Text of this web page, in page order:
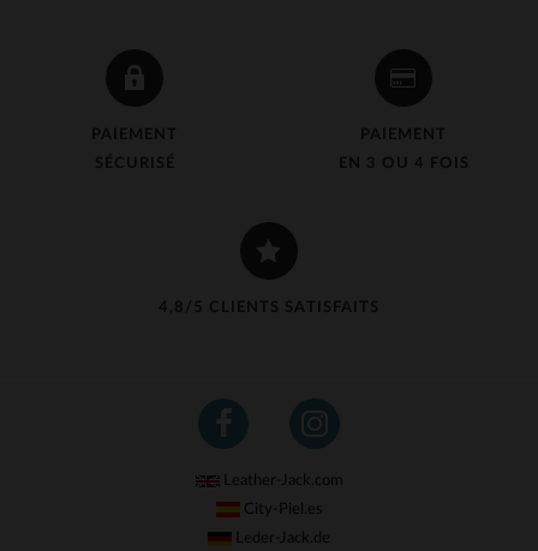
PAIEMENT
SÉCURISÉ
PAIEMENT
EN 3 OU 4 FOIS
4,8/5 CLIENTS SATISFAITS
Leather-Jack.com
City-Piel.es
Leder-Jack.de